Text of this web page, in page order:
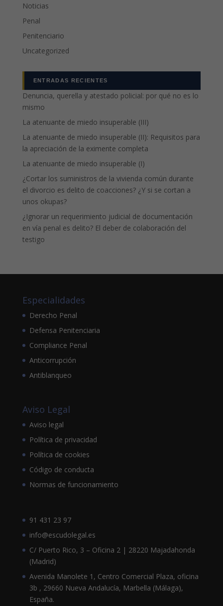
Noticias
Penal
Penitenciario
Uncategorized
ENTRADAS RECIENTES
Denuncia, querella y atestado policial: por qué no es lo
mismo
La atenuante de miedo insuperable (III)
La atenuante de miedo insuperable (II): Requisitos para
la apreciación de la eximente completa
La atenuante de miedo insuperable (I)
¿Cortar los suministros de la vivienda común durante
el divorcio es delito de coacciones? ¿Y si se cortan a
unos okupas?
¿Ignorar un requerimiento judicial de documentación
en vía penal es delito? El deber de colaboración del
testigo
Especialidades
Derecho Penal
Defensa Penitenciaria
Compliance Penal
Anticorrupción
Antiblanqueo
Aviso Legal
Aviso legal
Política de privacidad
Política de cookies
Código de conducta
Normas de funcionamiento
91 431 23 97
info@escudolegal.es
C/ Puerto Rico, 3 – Oficina 2 | 28220 Majadahonda
(Madrid)
Avenida Manolete 1, Centro Comercial Plaza, oficina
3b , 29660 Nueva Andalucía, Marbella (Málaga),
España.